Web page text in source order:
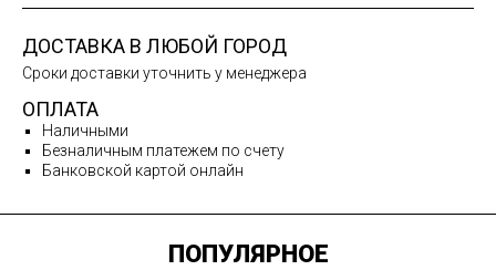
ДОСТАВКА В ЛЮБОЙ ГОРОД
Сроки доставки уточнить у менеджера
ОПЛАТА
Наличными
Безналичным платежем по счету
Банковской картой онлайн
ПОПУЛЯРНОЕ